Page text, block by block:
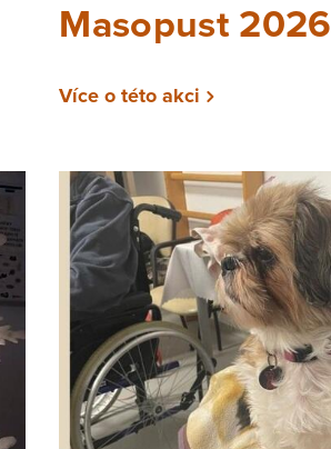
Masopust 2026
Více o této akci